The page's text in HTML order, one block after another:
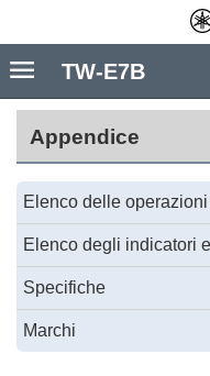
Appendice
Elenco delle operazioni
Elenco degli indicatori
Specifiche
Marchi
TW-E7B